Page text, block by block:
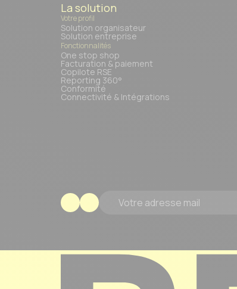
La solution
Votre profil
Solution organisateur
Solution entreprise
Fonctionnalités
One stop shop
Facturation & paiement
Copilote RSE
Reporting 360°
Conformité
Connectivité & Intégrations
Votre adresse mail